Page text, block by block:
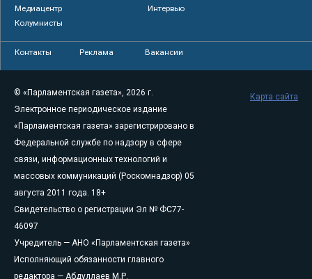
Медиацентр
Интервью
Колумнисты
Контакты Реклама Вакансии
© «Парламентская газета», 2026 г.
Электронное периодическое издание
«Парламентская газета» зарегистрировано в
Федеральной службе по надзору в сфере
связи, информационных технологий и
массовых коммуникаций (Роскомнадзор) 05
августа 2011 года. 18+
Свидетельство о регистрации Эл № ФС77-
46097
Учредитель — АНО «Парламентская газета»
Исполняющий обязанности главного
редактора — Абдуллаев М.Р.
Карта сайта